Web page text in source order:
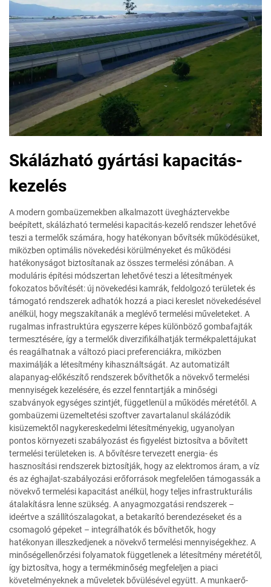
Skálázható gyártási kapacitás-
kezelés
A modern gombaüzemekben alkalmazott üvegháztervekbe
beépített, skálázható termelési kapacitás-kezelő rendszer lehetővé
teszi a termelők számára, hogy hatékonyan bővítsék működésüket,
miközben optimális növekedési körülményeket és működési
hatékonyságot biztosítanak az összes termelési zónában. A
moduláris építési módszertan lehetővé teszi a létesítmények
fokozatos bővítését: új növekedési kamrák, feldolgozó területek és
támogató rendszerek adhatók hozzá a piaci kereslet növekedésével
anélkül, hogy megszakítanák a meglévő termelési műveleteket. A
rugalmas infrastruktúra egyszerre képes különböző gombafajták
termesztésére, így a termelők diverzifikálhatják termékpalettájukat
és reagálhatnak a változó piaci preferenciákra, miközben
maximálják a létesítmény kihasználtságát. Az automatizált
alapanyag-előkészítő rendszerek bővíthetők a növekvő termelési
mennyiségek kezelésére, és ezzel fenntartják a minőségi
szabványok egységes szintjét, függetlenül a működés méretétől. A
gombaüzemi üzemeltetési szoftver zavartalanul skálázódik
kisüzemektől nagykereskedelmi létesítményekig, ugyanolyan
pontos környezeti szabályozást és figyelést biztosítva a bővített
termelési területeken is. A bővítésre tervezett energia- és
hasznosítási rendszerek biztosítják, hogy az elektromos áram, a víz
és az éghajlat-szabályozási erőforrások megfelelően támogassák a
növekvő termelési kapacitást anélkül, hogy teljes infrastrukturális
átalakításra lenne szükség. A anyagmozgatási rendszerek –
ideértve a szállítószalagokat, a betakarító berendezéseket és a
csomagoló gépeket – integrálhatók és bővíthetők, hogy
hatékonyan illeszkedjenek a növekvő termelési mennyiségekhez. A
minőségellenőrzési folyamatok függetlenek a létesítmény méretétől,
így biztosítva, hogy a termékminőség megfeleljen a piaci
követelményeknek a műveletek bővülésével együtt. A munkaerő-